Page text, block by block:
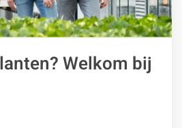
Welkom bij